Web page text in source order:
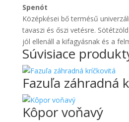
Spenót
Középkései bő termésű
tavaszi és őszi vetésre.
jól ellenáll a kifagyásnak és a
Súvisiace
Fazuľa záhradná
Kôpor voňavý